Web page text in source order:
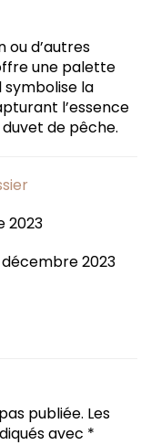
ou d’autres
une palette
symbolise la
l’essence
de pêche.
2023
décembre 2023
publiée. Les
avec *